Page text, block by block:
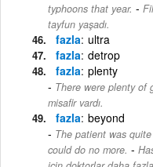
typhoons that year. -
tayfun yaşadı.
fazla ultra
fazla detrop
fazla plenty
There were plenty of
misafir vardı.
fazla beyond
The patient was
could do no more. -